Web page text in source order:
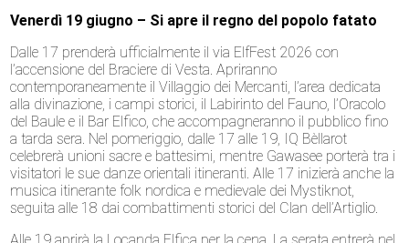
Venerdì 19 giugno – Si apre il regno del popolo fatato
Dalle 17 prenderà ufficialmente il via ElfFest 2026 con
l’accensione del Braciere di Vesta. Apriranno
contemporaneamente il Villaggio dei Mercanti, l’area dedicata
alla divinazione, i campi storici, il Labirinto del Fauno, l’Oracolo
del Baule e il Bar Elfico, che accompagneranno il pubblico fino
a tarda sera. Nel pomeriggio, dalle 17 alle 19, IQ Bèllarot
celebrerà unioni sacre e battesimi, mentre Gawasee porterà tra i
visitatori le sue danze orientali itineranti. Alle 17 inizierà anche la
musica itinerante folk nordica e medievale dei Mystiknot,
seguita alle 18 dai combattimenti storici del Clan dell’Artiglio.